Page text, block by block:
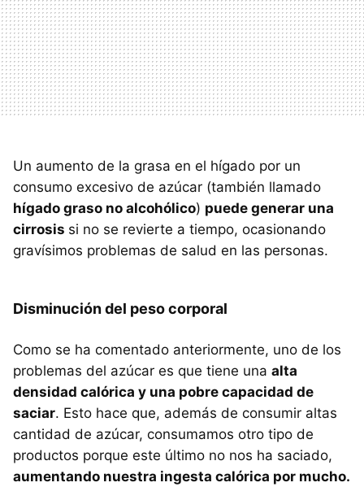
Un aumento de la grasa en el hígado por un
consumo excesivo de azúcar (también llamado
hígado graso no alcohólico) puede generar una
cirrosis si no se revierte a tiempo, ocasionando
gravísimos problemas de salud en las personas.
Disminución del peso corporal
Como se ha comentado anteriormente, uno de los
problemas del azúcar es que tiene una alta
densidad calórica y una pobre capacidad de
saciar. Esto hace que, además de consumir altas
cantidad de azúcar, consumamos otro tipo de
productos porque este último no nos ha saciado,
aumentando nuestra ingesta calórica por mucho.